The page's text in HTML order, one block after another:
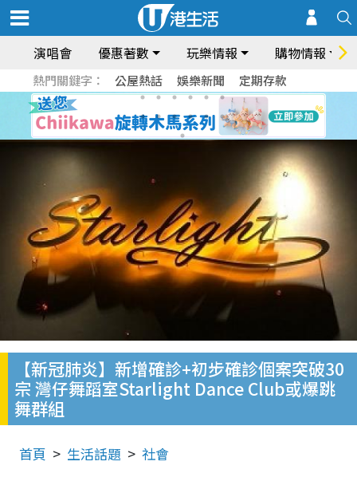
演唱會 優惠著數 玩樂情報 購物情報
熱門關鍵字： 公屋熱話 娛樂新聞 定期存款
【新冠肺炎】新增確診+初步確診個案突破30
宗 灣仔舞蹈室Starlight Dance Club或爆跳
舞群組
首頁 生活話題 社會